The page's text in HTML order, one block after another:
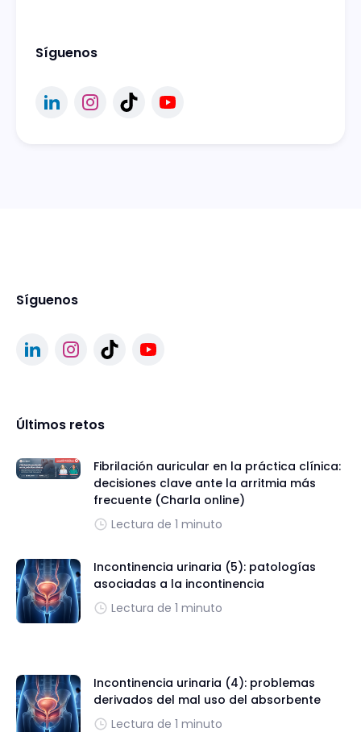
Síguenos
Síguenos
Últimos retos
Fibrilación auricular en la práctica clínica:
decisiones clave ante la arritmia más
frecuente (Charla online)
Lectura de 1 minuto
Incontinencia urinaria (5): patologías
asociadas a la incontinencia
Lectura de 1 minuto
Incontinencia urinaria (4): problemas
derivados del mal uso del absorbente
Lectura de 1 minuto